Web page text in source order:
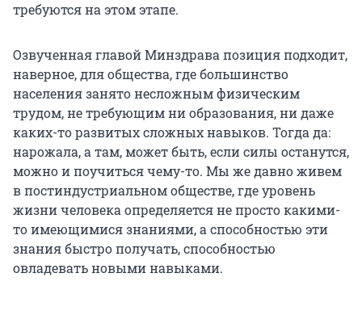
требуются на этом этапе.
Озвученная главой Минздрава позиция подходит,
наверное, для общества, где большинство
населения занято несложным физическим
трудом, не требующим ни образования, ни даже
каких-то развитых сложных навыков. Тогда да:
нарожала, а там, может быть, если силы останутся,
можно и поучиться чему-то. Мы же давно живем
в постиндустриальном обществе, где уровень
жизни человека определяется не просто какими-
то имеющимися знаниями, а способностью эти
знания быстро получать, способностью
овладевать новыми навыками.